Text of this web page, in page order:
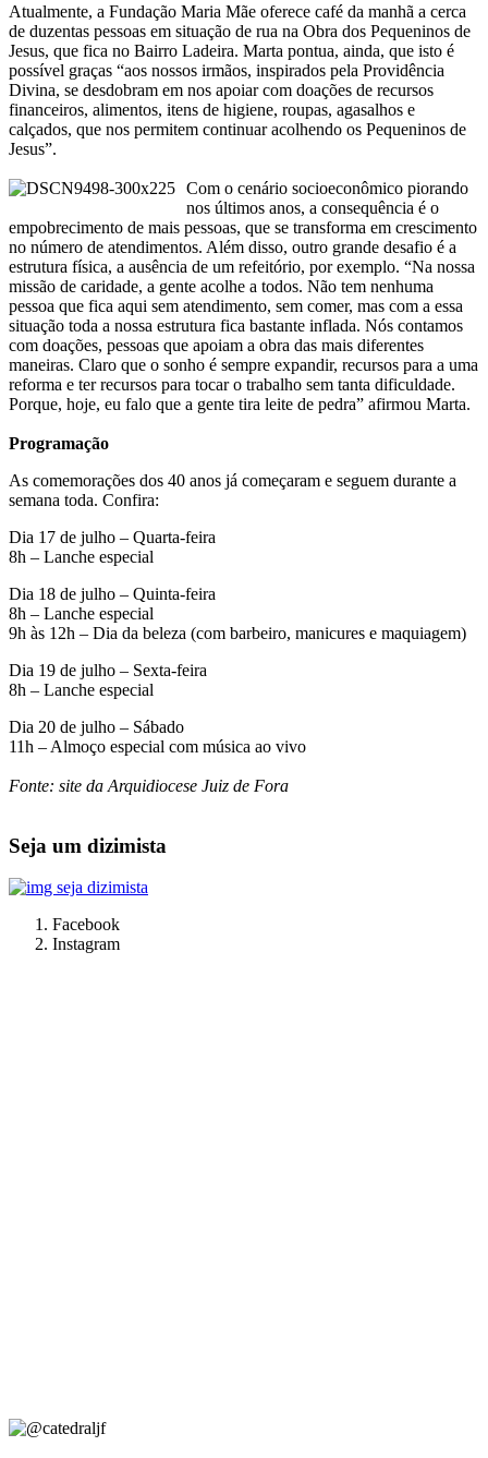
Atualmente, a Fundação Maria Mãe oferece café da manhã a cerca
de duzentas pessoas em situação de rua na Obra dos Pequeninos de
Jesus, que fica no Bairro Ladeira. Marta pontua, ainda, que isto é
possível graças “aos nossos irmãos, inspirados pela Providência
Divina, se desdobram em nos apoiar com doações de recursos
financeiros, alimentos, itens de higiene, roupas, agasalhos e
calçados, que nos permitem continuar acolhendo os Pequeninos de
Jesus”.
Com o cenário socioeconômico piorando
nos últimos anos, a consequência é o
empobrecimento de mais pessoas, que se transforma em crescimento
no número de atendimentos. Além disso, outro grande desafio é a
estrutura física, a ausência de um refeitório, por exemplo. “Na nossa
missão de caridade, a gente acolhe a todos. Não tem nenhuma
pessoa que fica aqui sem atendimento, sem comer, mas com a essa
situação toda a nossa estrutura fica bastante inflada. Nós contamos
com doações, pessoas que apoiam a obra das mais diferentes
maneiras. Claro que o sonho é sempre expandir, recursos para a uma
reforma e ter recursos para tocar o trabalho sem tanta dificuldade.
Porque, hoje, eu falo que a gente tira leite de pedra” afirmou Marta.
Programação
As comemorações dos 40 anos já começaram e seguem durante a
semana toda. Confira:
Dia 17 de julho – Quarta-feira
8h – Lanche especial
Dia 18 de julho – Quinta-feira
8h – Lanche especial
9h às 12h – Dia da beleza (com barbeiro, manicures e maquiagem)
Dia 19 de julho – Sexta-feira
8h – Lanche especial
Dia 20 de julho – Sábado
11h – Almoço especial com música ao vivo
Fonte: site da Arquidiocese Juiz de Fora
Seja um dizimista
Facebook
Instagram